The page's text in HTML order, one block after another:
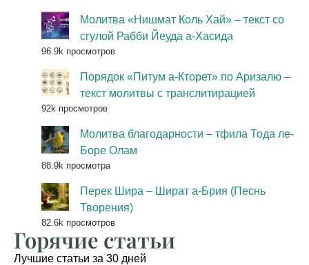
Молитва «Нишмат Коль Хай» – текст со
сгулой Рабби Йеуда а-Хасида
96.9k просмотров
Порядок «Питум а-Кторет» по Аризалю –
текст молитвы с транслитирацией
92k просмотров
Молитва благодарности – тфила Тода ле-
Боре Олам
88.9k просмотра
Перек Шира – Шират а-Брия (Песнь
Творения)
82.6k просмотров
Горячие статьи
Лучшие статьи за 30 дней